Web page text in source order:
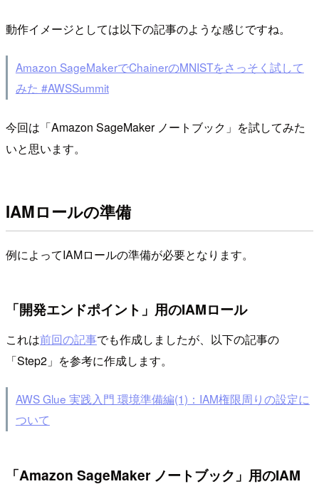
動作イメージとしては以下の記事のような感じですね。
Amazon SageMakerでChainerのMNISTをさっそく試して
みた #AWSSummit
今回は「Amazon SageMaker ノートブック」を試してみた
いと思います。
IAMロールの準備
例によってIAMロールの準備が必要となります。
「開発エンドポイント」用のIAMロール
これは前回の記事でも作成しましたが、以下の記事の
「Step2」を参考に作成します。
AWS Glue 実践入門 環境準備編(1)：IAM権限周りの設定に
ついて
「Amazon SageMaker ノートブック」用のIAM